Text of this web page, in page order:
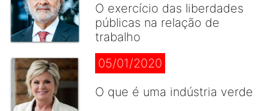
O exercício das liberdades
públicas na relação de
trabalho
05/01/2020
O que é uma indústria verde